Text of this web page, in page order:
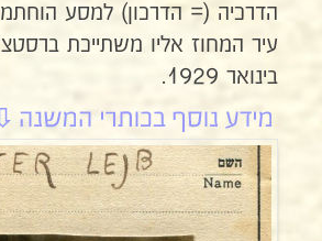
הדרכיה (= הדרכון) למסע
בינואר 1929.